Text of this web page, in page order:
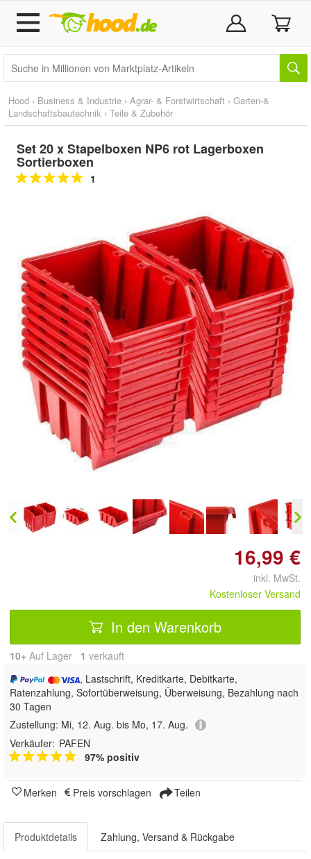
Hood › Business & Industrie › Agrar- & Forstwirtschaft › Garten-&
Landschaftsbautechnik › Teile & Zubehör
Set 20 x Stapelboxen NP6 rot Lagerboxen
Sortierboxen
1
Doppelt antippen zum
vergrößern
16,99 €
inkl. MwSt.
Kostenloser Versand
In den Warenkorb
10+ Auf Lager 1 verkauft
, Lastschrift, Kreditkarte, Debitkarte,
Ratenzahlung, Sofortüberweisung, Überweisung, Bezahlung nach
30 Tagen
Zustellung: Mi, 12. Aug. bis Mo, 17. Aug.
Verkäufer: PAFEN
97% positiv
Merken Preis vorschlagen Teilen
Produktdetails Zahlung, Versand & Rückgabe